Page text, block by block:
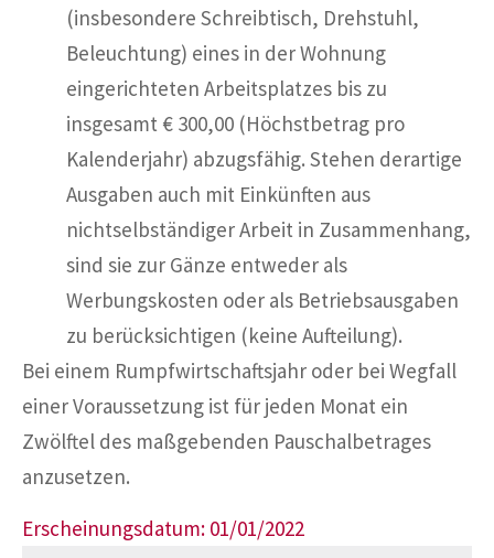
(insbesondere Schreibtisch, Drehstuhl,
Beleuchtung) eines in der Wohnung
eingerichteten Arbeitsplatzes bis zu
insgesamt € 300,00 (Höchstbetrag pro
Kalenderjahr) abzugsfähig. Stehen derartige
Ausgaben auch mit Einkünften aus
nichtselbständiger Arbeit in Zusammenhang,
sind sie zur Gänze entweder als
Werbungskosten oder als Betriebsausgaben
zu berücksichtigen (keine Aufteilung).
Bei einem Rumpfwirtschaftsjahr oder bei Wegfall
einer Voraussetzung ist für jeden Monat ein
Zwölftel des maßgebenden Pauschalbetrages
anzusetzen.
Erscheinungsdatum: 01/01/2022